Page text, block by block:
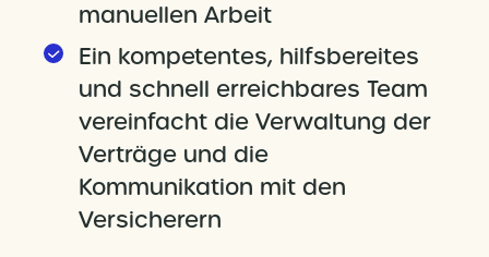
manuellen Arbeit
Ein kompetentes, hilfsbereites
und schnell erreichbares Team
vereinfacht die Verwaltung der
Verträge und die
Kommunikation mit den
Versicherern